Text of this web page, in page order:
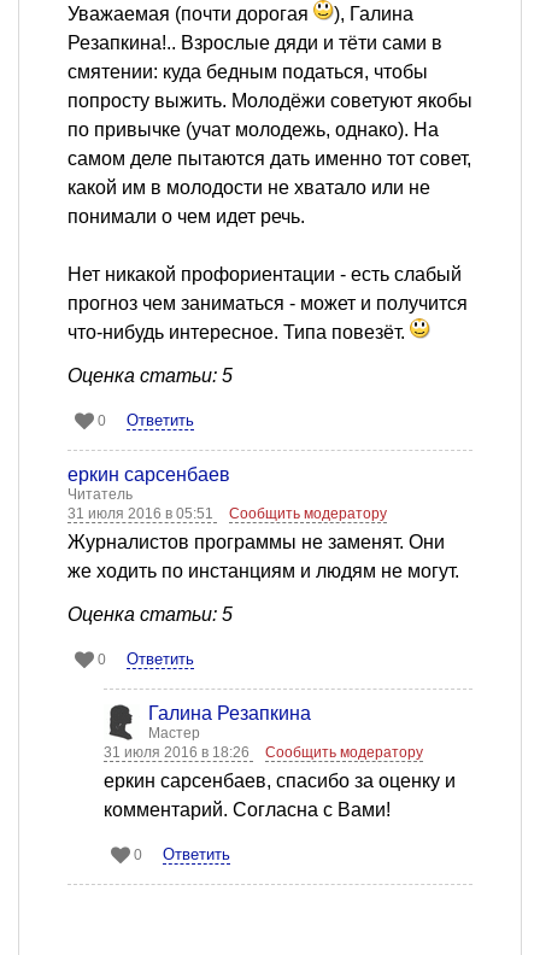
Уважаемая (почти дорогая
), Галина
Резапкина!.. Взрослые дяди и тёти сами в
смятении: куда бедным податься, чтобы
попросту выжить. Молодёжи советуют якобы
по привычке (учат молодежь, однако). На
самом деле пытаются дать именно тот совет,
какой им в молодости не хватало или не
понимали о чем идет речь.
Нет никакой профориентации - есть слабый
прогноз чем заниматься - может и получится
что-нибудь интересное. Типа повезёт.
Оценка статьи: 5
0 Ответить
еркин сарсенбаев
Читатель
31 июля 2016 в 05:51
Сообщить модератору
Журналистов программы не заменят. Они
же ходить по инстанциям и людям не могут.
Оценка статьи: 5
0 Ответить
Галина Резапкина
Мастер
31 июля 2016 в 18:26
Сообщить модератору
еркин сарсенбаев, спасибо за оценку и
комментарий. Согласна с Вами!
0 Ответить